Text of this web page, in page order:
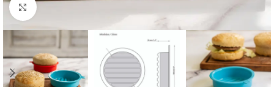
Click to enlarge